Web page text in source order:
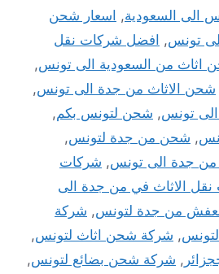
الى السعودية, اسعار شحن
تونس, افضل شركات نقل
اثاث من السعودية الى تونس,
شحن الاثاث من جدة الى تونس,
تونس, شحن لتونس بكم,
, شحن من جدة لتونس,
من جدة الى تونس, شركات
الاثاث في من جدة الى
من جدة لتونس, شركة
, شركة شحن اثاث لتونس,
, شركة شحن بضائع لتونس,